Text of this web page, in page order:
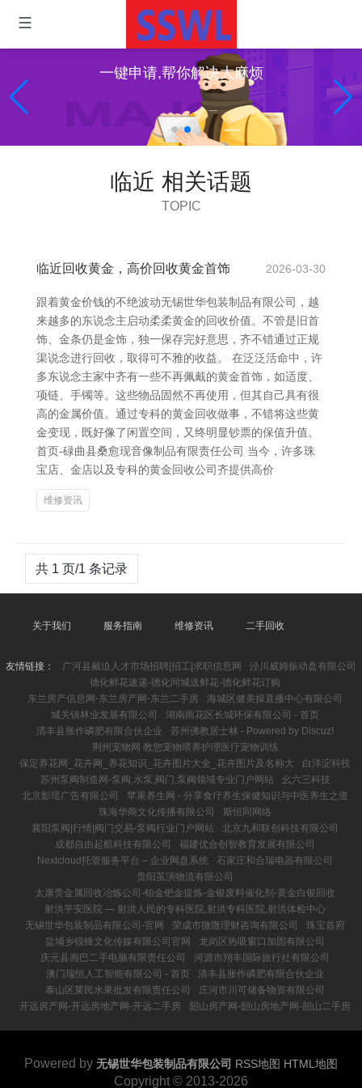
一键申请,帮你解决大麻烦
临近 相关话题
TOPIC
临近回收黄金，高价回收黄金首饰 2026-03-30
跟着黄金价钱的不绝波动无锡世华包装制品有限公司，越
来越多的东说念主启动柔柔黄金的回收价值。不管是旧首
饰、金条仍是金饰，独一保存完好意思，齐不错通过正规
渠说念进行回收，取得可不雅的收益。 在泛泛活命中，许
多东说念主家中齐有一些不再佩戴的黄金首饰，如适度、
项链、手镯等。这些物品固然不再使用，但其自己具有很
高的金属价值。通过专科的黄金回收做事，不错将这些黄
金变现，既好像了闲置空间，又终明显钞票的保值升值。
首页-碌曲县桑愈现音像制品有限责任公司 当今，许多珠
宝店、金店以及专科的黄金回收公司齐提供高价
维修资讯
共 1 页/1 条记录
关于我们 服务指南 维修资讯 二手回收
友情链接： 广河县戴迫人才市场招聘|招工|求职信息网
泾川威姆振动盘有限公司
德化鲜花速递-德化同城送鲜花-德化鲜花订购
东兰房产信息网-东兰房产网-东兰二手房
海城区健美操直播中心有限公司
城关镇林业发展有限公司
湖南雨花区长城环保有限公司 - 首页
清丰县胀作磷肥有限合伙企业
苏州佛教居士林 - Powered by Discuz!
荆州宠物网 教您宠物喂养护理医疗宠物训练
保定养花网_花卉网_养花知识_花卉图片大全_花卉图片及名称大
白洋淀科技
苏州泵阀制造网-泵阀,水泵,阀门,泵阀领域专业门户网站
幺六三科技
北京影瑶广告有限公司
苹果养生网 - 分享食疗养生保健知识与中医养生之道
珠海华商文化传播有限公司
斯恒同网络
襄阳泵阀|行情|阀门交易-泵阀行业门户网站
北京九和联创科技有限公司
成都自由起航科技有限公司
福建优合创智教育发展有限公司
Nextcloud托管服务平台 – 企业网盘系统
石家庄和合瑞电器有限公司
贵阳茧演物流有限公司
太康贵金属回收冶炼公司-铂金钯金提炼-金银废料催化剂-黄金白银回收
射洪平安医院 ― 射洪人民的专科医院,射洪专科医院,射洪体检中心
无锡世华包装制品有限公司-官网
荣成市微微理财咨询有限公司
珠宝首府
盐埔乡锐锋文化传媒有限公司官网
龙岗区热吸窗口加固有限公司
庆元县画巴二手电脑有限责任公司
河源市翔丰国际旅行社有限公司
澳门瑞恒人工智能有限公司 - 首页
清丰县胀作磷肥有限合伙企业
泰山区莱民水果批发有限责任公司
庄河市川可储备物资有限公司
开远房产网-开远房地产网-开远二手房
韶山房产网-韶山房地产网-韶山二手房
Powered by 无锡世华包装制品有限公司 RSS地图 HTML地图
Copyright © 2013-2026